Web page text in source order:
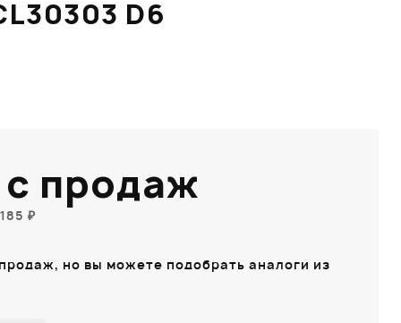
D6
продаж
₽
но вы можете подобрать аналоги из